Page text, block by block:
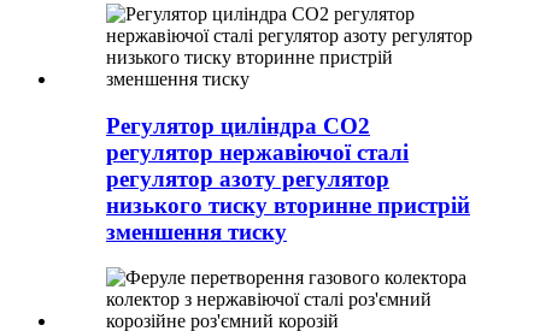
Регулятор циліндра CO2
регулятор нержавіючої сталі
регулятор азоту регулятор
низького тиску вторинне пристрій
зменшення тиску